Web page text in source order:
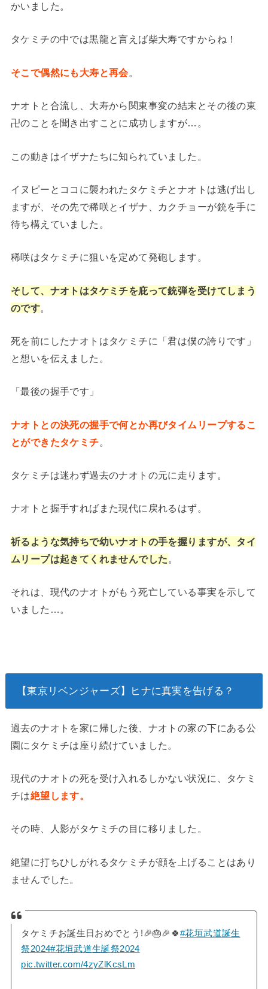
かいました。
タケミチの中では黒龍と言えば柴大寿ですからね！
そこで偶然にも大寿と再会。
ナオトと合流し、大寿から関東事変の結末とその後の東
卍のことを聞き出すことに成功しますが…。
この動きはイザナたちに知られていました。
イヌピーとココに襲われたタケミチとナオトは逃げ出し
ますが、その先で稀咲とイザナ、カクチョーが銃を手に
待ち構えていました。
稀咲はタケミチに狙いを定めて発砲します。
そして、ナオトはタケミチを庇って銃弾を受けてしまう
のです
死を前にしたナオトはタケミチに「君は僕の誇りです」
と想いを伝えました。
「最後の握手です」
ナオトとの決死の握手で何とか再びタイムリープするこ
とができたタケミチ。
タケミチは迷わず過去のナオトの元に走ります。
ナオトと握手すればまた現代に戻れるはず。
祈るような気持ちで幼いナオトの手を握りますが、タイ
ムリープは起きてくれませんでした 。
それは、現代のナオトがもう死亡している事実を示して
いました…。
【東京リベンジャーズ】ヒナに真実を告げる？
過去のナオトを家に帰した後、ナオトの家の下にある公
園にタケミチは座り続けていました。
現代のナオトの死を受け入れるしかない状況に、タケミ
チは絶望します。
その時、人影がタケミチの目に移りました。
絶望に打ちひしがれるタケミチが顔を上げることはあり
ませんでした。
タケミチお誕生日おめでとう!🎉🎂🎉🍀#花垣武道誕生
祭2024#花垣武道生誕祭2024
pic.twitter.com/4zyZlKcsLm